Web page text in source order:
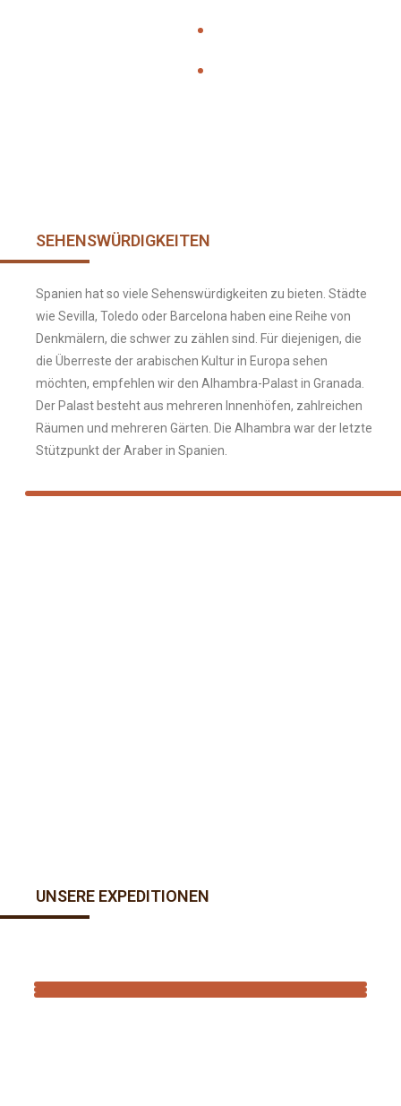
SEHENSWÜRDIGKEITEN
Spanien hat so viele Sehenswürdigkeiten zu bieten. Städte
wie Sevilla, Toledo oder Barcelona haben eine Reihe von
Denkmälern, die schwer zu zählen sind. Für diejenigen, die
die Überreste der arabischen Kultur in Europa sehen
möchten, empfehlen wir den Alhambra-Palast in Granada.
Der Palast besteht aus mehreren Innenhöfen, zahlreichen
Räumen und mehreren Gärten. Die Alhambra war der letzte
Stützpunkt der Araber in Spanien.
UNSERE EXPEDITIONEN